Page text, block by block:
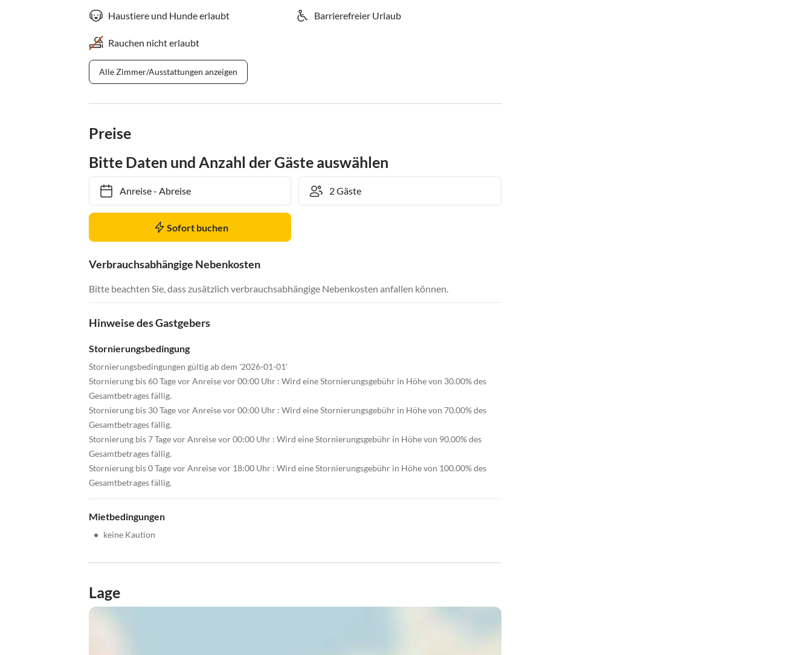
Haustiere und Hunde erlaubt Barrierefreier Urlaub
Rauchen nicht erlaubt
Alle Zimmer/Ausstattungen anzeigen
Preise
Bitte Daten und Anzahl der Gäste auswählen
Anreise- Abreise
Sofort buchen
Verbrauchsabhängige Nebenkosten
Bitte beachten Sie, dass zusätzlich verbrauchsabhängige Nebenkosten anfallen können.
Hinweise des Gastgebers
Stornierungsbedingung
Stornierungsbedingungen gültig ab dem '2026-01-01'
Stornierung bis 60 Tage vor Anreise vor 00:00 Uhr : Wird eine Stornierungsgebühr in Höhe von 30.00% des
Gesamtbetrages fällig.
Stornierung bis 30 Tage vor Anreise vor 00:00 Uhr : Wird eine Stornierungsgebühr in Höhe von 70.00% des
Gesamtbetrages fällig.
Stornierung bis 7 Tage vor Anreise vor 00:00 Uhr : Wird eine Stornierungsgebühr in Höhe von 90.00% des
Gesamtbetrages fällig.
Stornierung bis 0 Tage vor Anreise vor 18:00 Uhr : Wird eine Stornierungsgebühr in Höhe von 100.00% des
Gesamtbetrages fällig.
Mietbedingungen
• keine Kaution
Lage